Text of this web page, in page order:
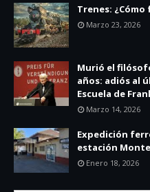
Trenes:
Marzo 23, 2026
Murió el
años: adiós al
Escuela de
Marzo 14, 2026
Expedición
estación
Enero 18, 2026